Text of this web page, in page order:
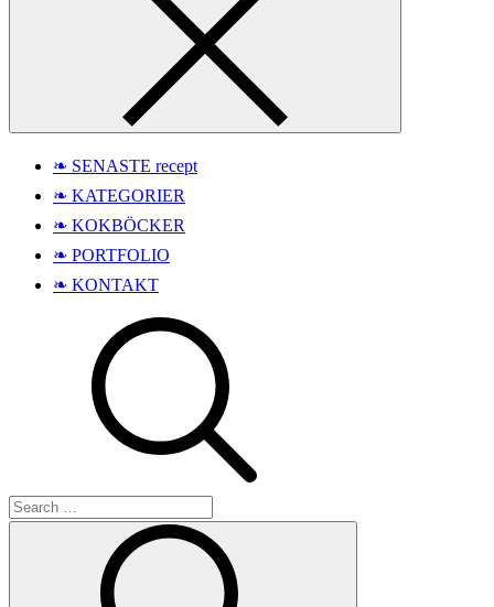
❧ SENASTE recept
❧ KATEGORIER
❧ KOKBÖCKER
❧ PORTFOLIO
❧ KONTAKT
Search